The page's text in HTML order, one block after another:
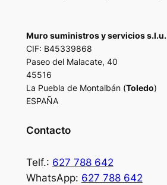
Muro suministros y servicios s.l.u.
CIF: B45339868
Paseo del Malacate, 40
45516
La Puebla de Montalbán (Toledo)
ESPAÑA
Contacto
Telf.: 627 788 642
WhatsApp: 627 788 642